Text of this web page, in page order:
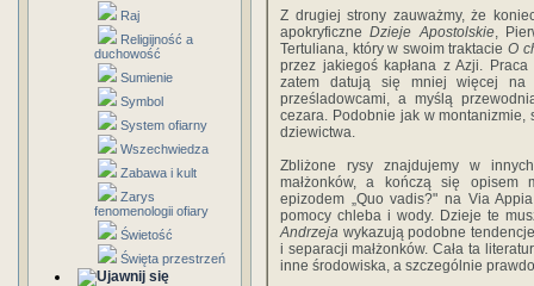
Raj
Religijność a
duchowość
Sumienie
Symbol
System ofiarny
Wszechwiedza
Zabawa i kult
Zarys
fenomenologii ofiary
Świetość
Święta przestrzeń
Z drugiej strony zauważmy, że
apokryficzneDzieje Apostolskie,
Tertuliana, który w swoim traktacieO
przez jakiegoś kapłana z Azji.
zatem datują się mniej więcej na
prześladowcami, a myślą
cezara. Podobnie jak w montanizmie,
dziewictwa.
Zbliżone rysy znajdujemy w
małżonków, a kończą się opisem
epizodem „Quo vadis?" na Via
pomocy chleba i wody. Dzieje te
Andrzeja wykazują podobne
i separacji małżonków. Cała ta
inne środowiska, a szczególnie